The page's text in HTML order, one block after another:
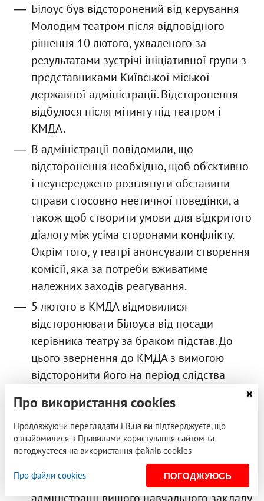
Білоус був відсторонений від керування
Молодим театром після відповідного
рішення 10 лютого, ухваленого за
результатами зустрічі ініціативної групи з
представниками Київської міської
державної адміністрації. Відсторонення
відбулося після мітингу під театром і
КМДА.
В адміністрації повідомили, що
відсторонення необхідно, щоб об'єктивно
і неупереджено розглянути обставини
справи стосовно неетичної поведінки, а
також щоб створити умови для відкритого
діалогу між усіма сторонами конфлікту.
Окрім того, у театрі анонсували створення
комісії, яка за потреби вживатиме
належних заходів реагування.
5 лютого в КМДА відмовилися
відсторонювати Білоуса від посади
керівника театру за браком підстав. До
цього звернення до КМДА з вимогою
відсторонити його на період слідства
підписали.
Також 10 лютого поліція повідомила про
реєстрацію провадження за статтею про
сексуальне насильство на підставі
звернень від колишніх студентів та
адміністрації вищого навчального закладу
Про використання cookies
Продовжуючи переглядати LB.ua ви підтверджуєте, що
ознайомилися з Правилами користування сайтом та
погоджуєтеся на використання файлів cookies
Про файли cookies ПОГОДЖУЮСЬ